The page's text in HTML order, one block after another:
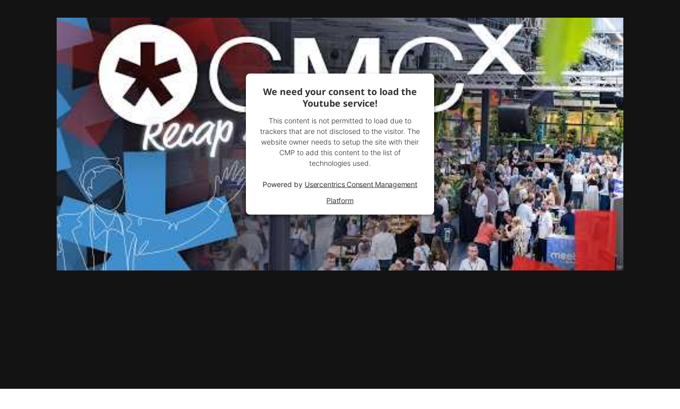
We need your consent to load the
Youtube service!
This content is not permitted to load due to
trackers that are not disclosed to the visitor. The
website owner needs to setup the site with their
CMP to add this content to the list of
technologies used.
Powered by Usercentrics Consent Management
Platform